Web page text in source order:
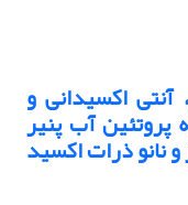
اکسیدانی و
پروتئین آب پنیر
و نانو ذرات اکسید